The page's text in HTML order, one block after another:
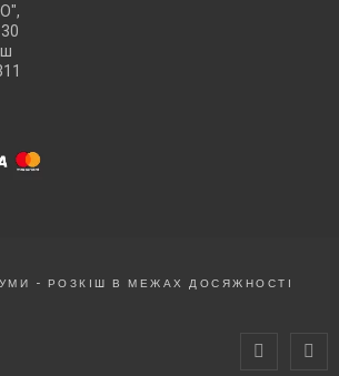
- РОЗКІШ В МЕЖАХ ДОСЯЖНОСТІ